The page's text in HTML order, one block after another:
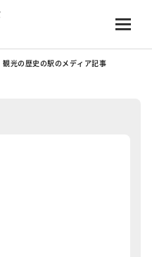
観光の歴史の駅のメディア記事